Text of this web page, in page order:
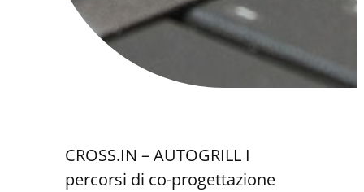
CROSS.IN – AUTOGRILL I
percorsi di co-progettazione